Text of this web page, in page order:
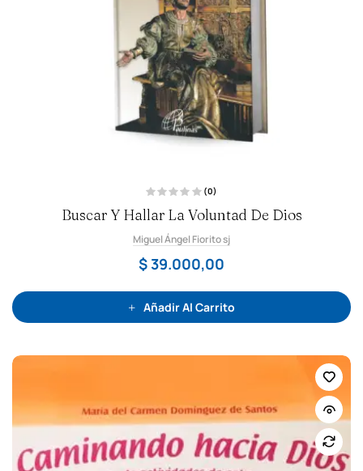
a
l
r
a
d
o
n
0
d
(0)
Buscar Y Hallar La Voluntad De Dios
Miguel Ángel Fiorito sj
$39.000,00
Añadir Al Carrito